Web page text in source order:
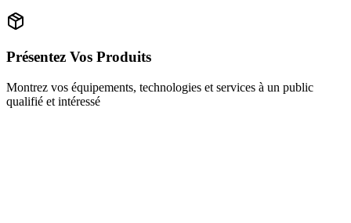
Présentez Vos Produits
Montrez vos équipements, technologies et services à un public
qualifié et intéressé